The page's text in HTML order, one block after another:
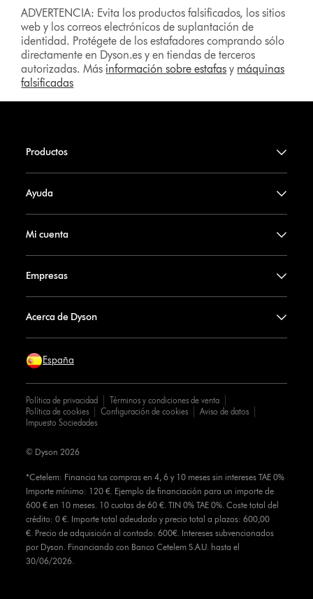
ADVERTENCIA: Evita los productos falsificados, los sitios
web y los correos electrónicos de suplantación de
identidad. Protégete de los estafadores comprando sólo
directamente en Dyson.es y en tiendas de terceros
autorizadas. Más información sobre estafas y máquinas
falsificadas
Productos
Ayuda
Mi cuenta
Empresas
Acerca de Dyson
España
Política de privacidad
Términos y condiciones de venta
Política de cookies
Configuración de cookies
Aviso de datos
Impuesto Sociedades
*Cetelem: Financia tus compras en 4, 6 y 10 meses sin intereses TAE 0%
Importe mínimo: 120 €. Ejemplo de financiación para un importe de
600 € en 10 meses. 10 cuotas de 60 €. TIN 0% TAE 0%. Coste total del
crédito: 0 €. Importe total adeudado y precio total a plazos: 600,00
€. Precio de adquisición al contado: 600€. Intereses subvencionados
por Dyson. Financiando con Banco Cetelem S.A.U. hasta el
30/06/2026.
© Dyson 2026